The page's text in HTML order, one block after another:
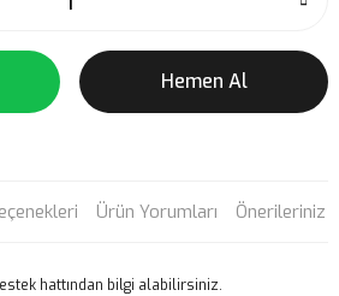
Hemen Al
Ürün Yorumları Önerileriniz
hattından bilgi alabilirsiniz.